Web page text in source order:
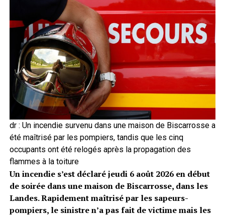
dr : Un incendie survenu dans une maison de Biscarrosse a
été maîtrisé par les pompiers, tandis que les cinq
occupants ont été relogés après la propagation des
flammes à la toiture
Un incendie s’est déclaré jeudi 6 août 2026 en début
de soirée dans une maison de Biscarrosse, dans les
Landes. Rapidement maîtrisé par les sapeurs-
pompiers, le sinistre n’a pas fait de victime mais les